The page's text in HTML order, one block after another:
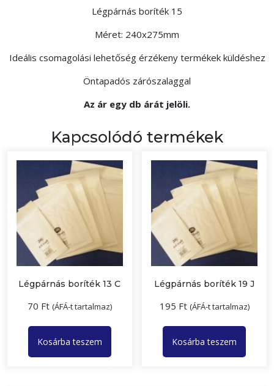
Légpárnás boríték 15
Méret: 240x275mm
Ideális csomagolási lehetőség érzékeny termékek küldéshez
Öntapadós zárószalaggal
Az ár egy db árát jelöli.
Kapcsolódó termékek
Légpárnás boríték 13 C
70 Ft (ÁFÁ-t tartalmaz)
Kosárba teszem
Légpárnás boríték 19 J
195 Ft (ÁFÁ-t tartalmaz)
Kosárba teszem